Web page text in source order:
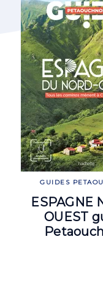
GUIDES
ESPAGNE
OUEST